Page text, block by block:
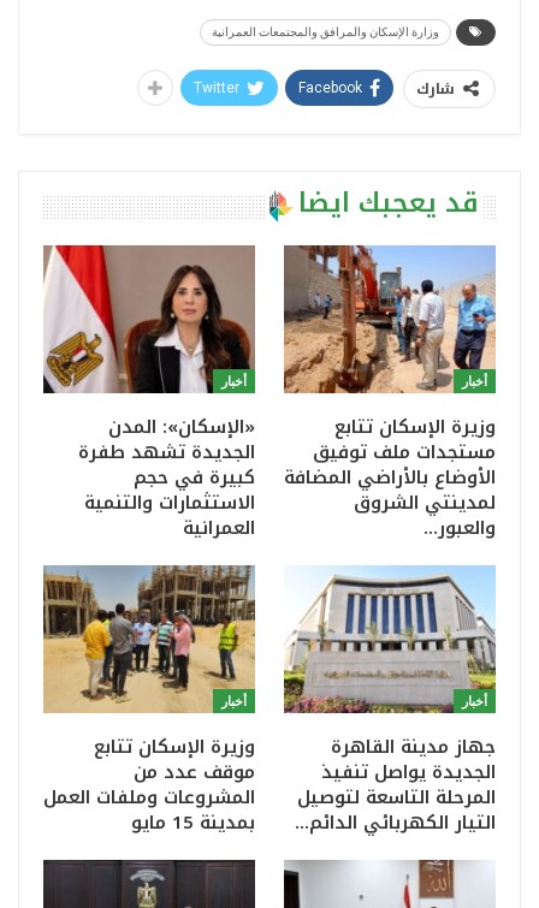
وزارة الإسكان والمرافق والمجتمعات العمرانية
شارك Facebook
Twitter
قد يعجبك ايضا
أخبار
وزيرة الإسكان تتابع
مستجدات ملف توفيق
الأوضاع بالأراضي المضافة
لمدينتي الشروق
والعبور…
أخبار
«الإسكان»: المدن
الجديدة تشهد طفرة
كبيرة في حجم
الاستثمارات والتنمية
العمرانية
أخبار
جهاز مدينة القاهرة
الجديدة يواصل تنفيذ
المرحلة التاسعة لتوصيل
التيار الكهربائي الدائم…
أخبار
وزيرة الإسكان تتابع
موقف عدد من
المشروعات وملفات العمل
بمدينة 15 مايو